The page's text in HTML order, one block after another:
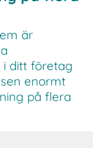
är
ditt företag
enormt
på flera